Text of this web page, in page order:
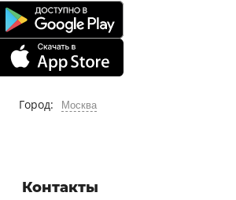
Город: Москва
Контакты